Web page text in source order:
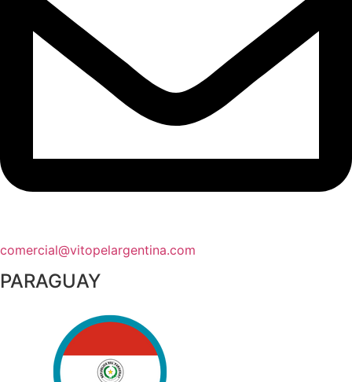
comercial@vitopelargentina.com​
PARAGUAY